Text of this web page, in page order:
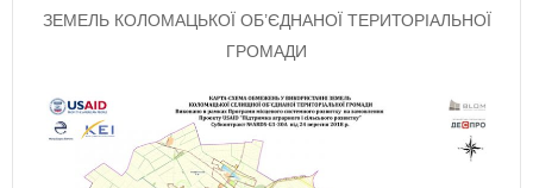
ЗЕМЕЛЬ КОЛОМАЦЬКОЇ ОБ’ЄДНАНОЇ ТЕРИТОРІАЛЬНОЇ
ГРОМАДИ